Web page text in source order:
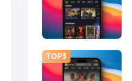
TOP3